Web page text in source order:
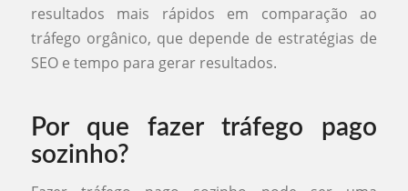
resultados mais rápidos em comparação ao
tráfego orgânico, que depende de estratégias de
SEO e tempo para gerar resultados.
Por que fazer tráfego pago
sozinho?